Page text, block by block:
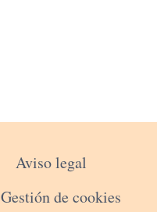
Aviso legal
Gestión de cookies